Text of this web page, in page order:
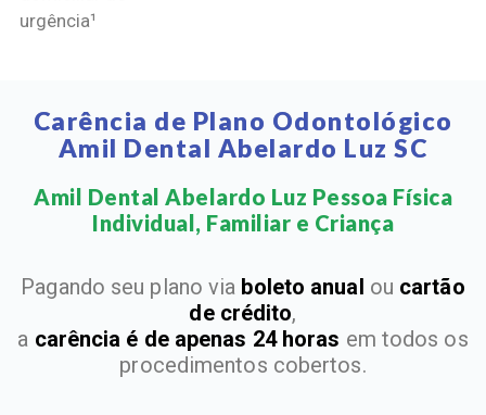
urgência¹
Carência de Plano Odontológico
Amil Dental Abelardo Luz SC
Amil Dental Abelardo Luz Pessoa Física
Individual, Familiar e Criança​
Pagando seu plano via boleto anual ou cartão
de crédito,
a carência é de apenas 24 horas em todos os
procedimentos cobertos.